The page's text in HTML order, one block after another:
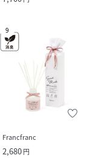
9
Francfranc
2,680円